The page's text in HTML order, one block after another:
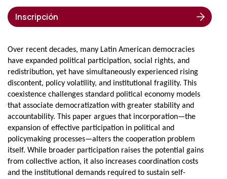
Inscripción
Over recent decades, many Latin American democracies
have expanded political participation, social rights, and
redistribution, yet have simultaneously experienced rising
discontent, policy volatility, and institutional fragility. This
coexistence challenges standard political economy models
that associate democratization with greater stability and
accountability. This paper argues that incorporation—the
expansion of effective participation in political and
policymaking processes—alters the cooperation problem
itself. While broader participation raises the potential gains
from collective action, it also increases coordination costs
and the institutional demands required to sustain self-